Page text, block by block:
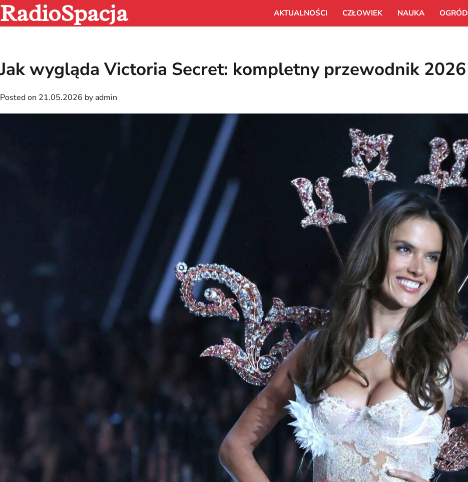
Skip
to
content
RadioSpacja AKTUALNOŚCI CZŁOWIEK NAUKA OGRÓD
Jak wygląda Victoria Secret: kompletny przewodnik 2026
Posted on 21.05.2026 by admin